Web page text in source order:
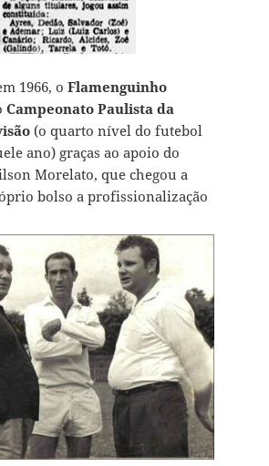
1966, o Flamenguinho
Campeonato Paulista da
(o quarto nível do futebol
ano) graças ao apoio do
Morelato, que chegou a
bolso a profissionalização